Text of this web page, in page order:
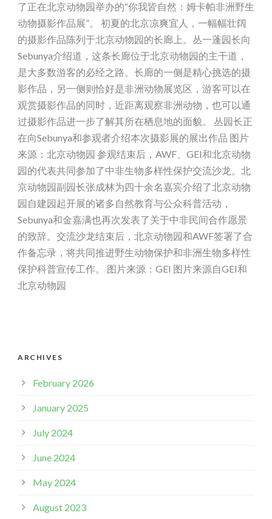
了正在北京动物园举办的“你我皆自然：姆卡帕非洲野生
动物摄影作品展”。 初夏的北京凉爽宜人，一幅幅壮阔
的摄影作品陈列于北京动物园的长廊上。丛一蓬园长向
Sebunya介绍道，这条长廊位于北京动物园的主干道，
是大多数游客的必经之路。长廊的一侧是精心挑选的摄
影作品，另一侧则恰好是非洲动物展览区，游客可以在
观赏摄影作品的同时，近距离观察非洲动物，也可以通
过摄影作品进一步了解其所在栖息地的面貌。 丛园长正
在向Sebunya和参观者介绍本次摄影展的展出作品 图片
来源：北京动物园 参观结束后，AWF、GEI和北京动物
园的代表共同参加了中非生物多样性保护交流沙龙。北
京动物园副园长张成林为四十余名嘉宾介绍了北京动物
园自建园起开展的诸多自然教育与公众科普活动，
Sebunya和金嘉满也再次发表了关于中非民间合作愿景
的致辞。交流沙龙结束后，北京动物园和AWF签署了合
作备忘录，将共同推进野生动物保护和非洲生物多样性
保护科普宣传工作。 图片来源：GEI 图片来源自GEI和
北京动物园
ARCHIVES
February 2026
January 2025
July 2024
June 2024
May 2024
August 2023